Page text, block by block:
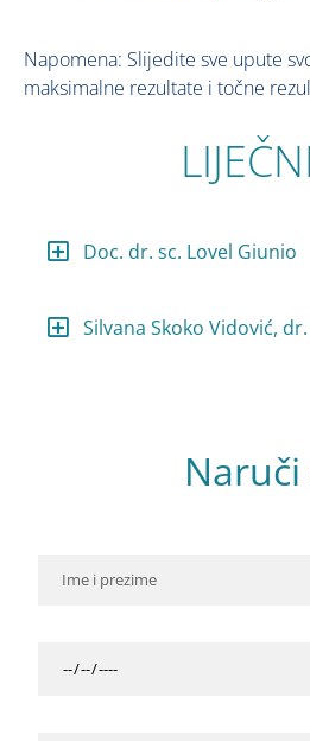
Napomena: Slijedite sve upute
maksimalne rezultate i točne
Doc. dr. sc. Lovel Giunio
Silvana Skoko Vidović,
Naruči